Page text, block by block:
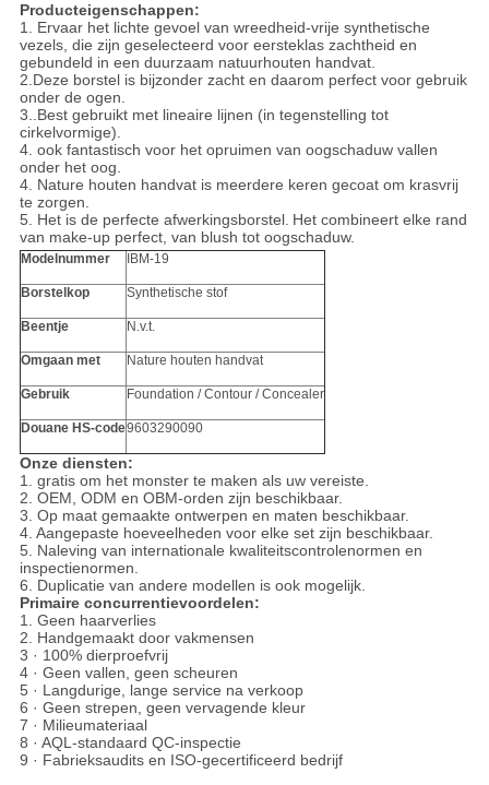
Producteigenschappen:
1. Ervaar het lichte gevoel van wreedheid-vrije synthetische
vezels, die zijn geselecteerd voor eersteklas zachtheid en
gebundeld in een duurzaam natuurhouten handvat.
2.Deze borstel is bijzonder zacht en daarom perfect voor gebruik
onder de ogen.
3..Best gebruikt met lineaire lijnen (in tegenstelling tot
cirkelvormige).
4. ook fantastisch voor het opruimen van oogschaduw vallen
onder het oog.
4. Nature houten handvat is meerdere keren gecoat om krasvrij
te zorgen.
5. Het is de perfecte afwerkingsborstel. Het combineert elke rand
van make-up perfect, van blush tot oogschaduw.
Modelnummer IBM-19
Borstelkop Synthetische stof
Beentje N.v.t.
Omgaan met Nature houten handvat
Gebruik Foundation / Contour / Concealer
Douane HS-code9603290090
Onze diensten:
1. gratis om het monster te maken als uw vereiste.
2. OEM, ODM en OBM-orden zijn beschikbaar.
3. Op maat gemaakte ontwerpen en maten beschikbaar.
4. Aangepaste hoeveelheden voor elke set zijn beschikbaar.
5. Naleving van internationale kwaliteitscontrolenormen en
inspectienormen.
6. Duplicatie van andere modellen is ook mogelijk.
Primaire concurrentievoordelen:
1. Geen haarverlies
2. Handgemaakt door vakmensen
3 · 100% dierproefvrij
4 · Geen vallen, geen scheuren
5 · Langdurige, lange service na verkoop
6 · Geen strepen, geen vervagende kleur
7 · Milieumateriaal
8 · AQL-standaard QC-inspectie
9 · Fabrieksaudits en ISO-gecertificeerd bedrijf